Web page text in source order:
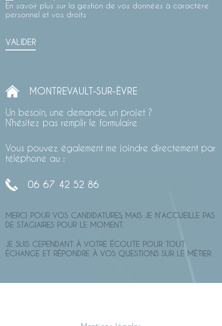
En savoir plus sur la gestion de vos données à caractère
personnel et vos droits
VALIDER
MONTREVAULT-SUR-ÈVRE
Un besoin, une demande, un projet ?
N’hésitez pas remplir le formulaire
Vous pouvez également me joindre directement par
téléphone au :
06 67 42 52 86
MERCI POUR VOS CANDIDATURES, MAIS JE N’ACCUEILLE PAS
DE STAGIAIRES POUR LE MOMENT.
JE SUIS CEPENDANT À VOTRE ÉCOUTE POUR TOUT
ÉCHANGE ET RÉPONDRE À VOS QUESTIONS SUR LE MÉTIER.